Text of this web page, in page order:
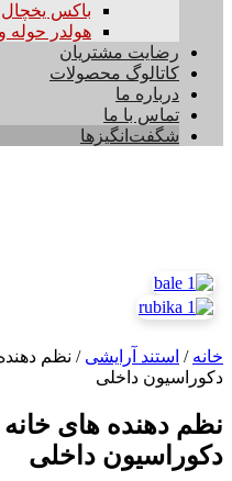
باکس یخچال
هولدر حوله
رضایت مشتریان
کاتالوگ محصولات
درباره ما
تماس با ما
شگفت‌انگیزها
خانه / استند آرایشی / نظم
دکوراسیون داخلی
نظم دهنده های
دکوراسیون داخلی